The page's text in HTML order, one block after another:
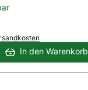
In den Warenkorb